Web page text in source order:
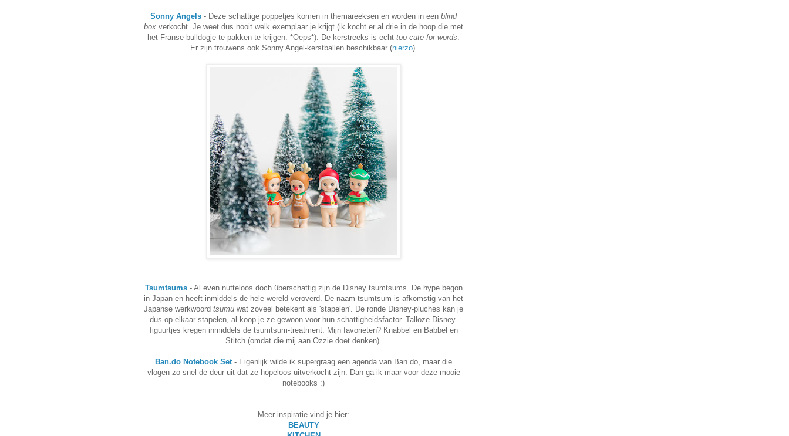
Sonny Angels - Deze schattige poppetjes komen in themareeksen en worden in een blind
box verkocht. Je weet dus nooit welk exemplaar je krijgt (ik kocht er al drie in de hoop die met
het Franse bulldogje te pakken te krijgen. *Oeps*). De kerstreeks is echt too cute for words
Er zijn trouwens ook Sonny Angel-kerstballen beschikbaar (hierzo).
Tsumtsums- Al even nutteloos doch überschattig zijn de Disney tsumtsums. De hype begon
in Japan en heeft inmiddels de hele wereld veroverd. De naam tsumtsum is afkomstig van het
Japanse werkwoord tsumu wat zoveel betekent als 'stapelen'. De ronde Disney-pluches kan je
dus op elkaar stapelen, al koop je ze gewoon voor hun schattigheidsfactor. Talloze Disney-
figuurtjes kregen inmiddels de tsumtsum-treatment. Mijn favorieten? Knabbel en Babbel en
Stitch (omdat die mij aan Ozzie doet denken).
Ban.do Notebook Set - Eigenlijk wilde ik supergraag een agenda van Ban.do, maar die
vlogen zo snel de deur uit dat ze hopeloos uitverkocht zijn. Dan ga ik maar voor deze mooie
notebooks :)
Meer inspiratie vind je hier:
BEAUTY